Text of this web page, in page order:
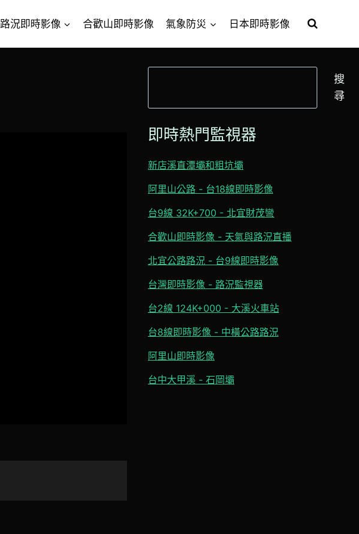
路況即時影像 合歡山即時影像 氣象防災 日本即時影像
搜
尋
即時熱門監視器
新店溪直潭壩和粗坑壩
阿里山公路 - 台18線即時影像
台9線 32K+700 - 北宜財茂彎
合歡山即時影像 - 天氣與路況直播
北宜公路路況 - 台9線即時影像
台灣即時影像 - 路況監視器
台2線 124K+000 - 大溪火車站
台8線即時影像 - 中橫公路路況
阿里山即時影像
台中大甲溪 - 石岡壩